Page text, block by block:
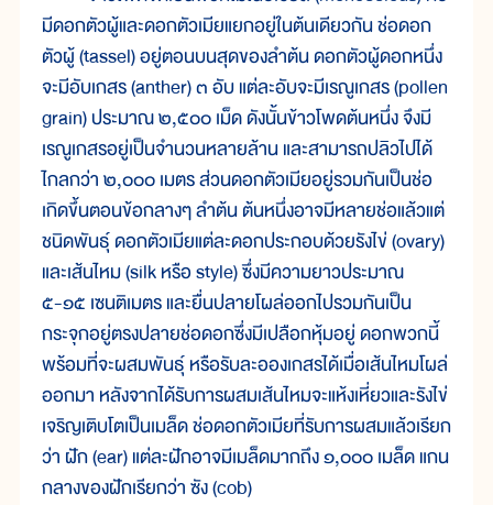
มีดอกตัวผู้และดอกตัวเมียแยกอยู่ในต้นเดียวกัน ช่อดอก
ตัวผู้ (tassel) อยู่ตอนบนสุดของลำต้น ดอกตัวผู้ดอกหนึ่ง
จะมีอับเกสร (anther) ๓ อับ แต่ละอับจะมีเรณูเกสร (pollen
grain) ประมาณ ๒,๕๐๐ เม็ด ดังนั้นข้าวโพดต้นหนึ่ง จึงมี
เรณูเกสรอยู่เป็นจำนวนหลายล้าน และสามารถปลิวไปได้
ไกลกว่า ๒,๐๐๐ เมตร ส่วนดอกตัวเมียอยู่รวมกันเป็นช่อ
เกิดขึ้นตอนข้อกลางๆ ลำต้น ต้นหนึ่งอาจมีหลายช่อแล้วแต่
ชนิดพันธุ์ ดอกตัวเมียแต่ละดอกประกอบด้วยรังไข่ (ovary)
และเส้นไหม (silk หรือ style) ซึ่งมีความยาวประมาณ
๕-๑๕ เซนติเมตร และยื่นปลายโผล่ออกไปรวมกันเป็น
กระจุกอยู่ตรงปลายช่อดอกซึ่งมีเปลือกหุ้มอยู่ ดอกพวกนี้
พร้อมที่จะผสมพันธุ์ หรือรับละอองเกสรได้เมื่อเส้นไหมโผล่
ออกมา หลังจากได้รับการผสมเส้นไหมจะแห้งเหี่ยวและรังไข่
เจริญเติบโตเป็นเมล็ด ช่อดอกตัวเมียที่รับการผสมแล้วเรียก
ว่า ฝัก (ear) แต่ละฝักอาจมีเมล็ดมากถึง ๑,๐๐๐ เมล็ด แกน
กลางของฝักเรียกว่า ซัง (cob)